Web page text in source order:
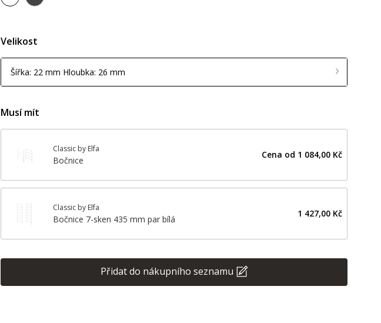
Velikost
Šířka: 22 mm Hloubka: 26 mm
Musí mít
Classic by Elfa
Bočnice
Cena od 1 084,00 Kč
Classic by Elfa
Bočnice 7-sken 435 mm par bílá
1 427,00 Kč
Přidat do nákupního seznamu